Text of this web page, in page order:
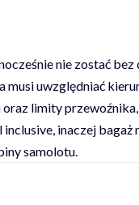
nie zostać bez
uwzględniać
oraz limity
inaczej bagaż
samolotu.